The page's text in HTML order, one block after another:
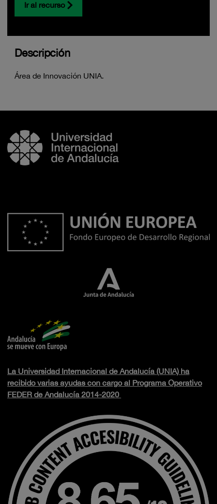
Ir al recurso
Descripción
Área de Innovación UNIA.
La Universidad Internacional de Andalucía (UNIA) ha
recibido varias ayudas con cargo al Programa Operativo
FEDER de Andalucía 2014-2020